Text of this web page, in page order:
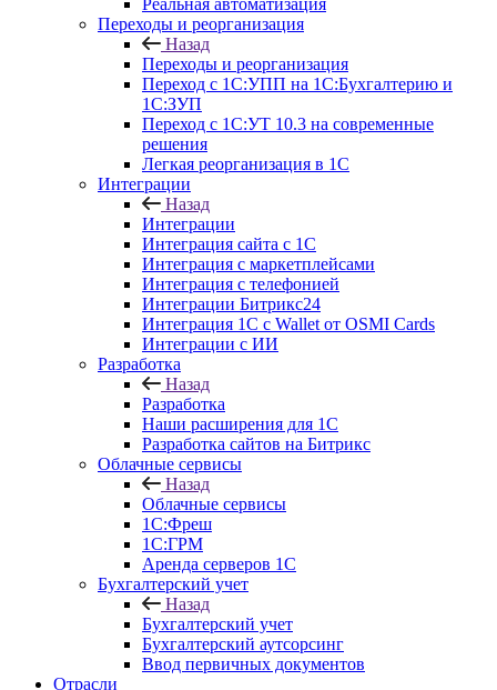
Реальная автоматизация
Переходы и реорганизация
Назад
Переходы и реорганизация
Переход с 1С:УПП на 1С:Бухгалтерию и
1С:ЗУП
Переход с 1С:УТ 10.3 на современные
решения
Легкая реорганизация в 1С
Интеграции
Назад
Интеграции
Интеграция сайта с 1С
Интеграция с маркетплейсами
Интеграция с телефонией
Интеграции Битрикс24
Интеграция 1С с Wallet от OSMI Cards
Интеграции с ИИ
Разработка
Назад
Разработка
Наши расширения для 1С
Разработка сайтов на Битрикс
Облачные сервисы
Назад
Облачные сервисы
1С:Фреш
1С:ГРМ
Аренда серверов 1С
Бухгалтерский учет
Назад
Бухгалтерский учет
Бухгалтерский аутсорсинг
Ввод первичных документов
Отрасли